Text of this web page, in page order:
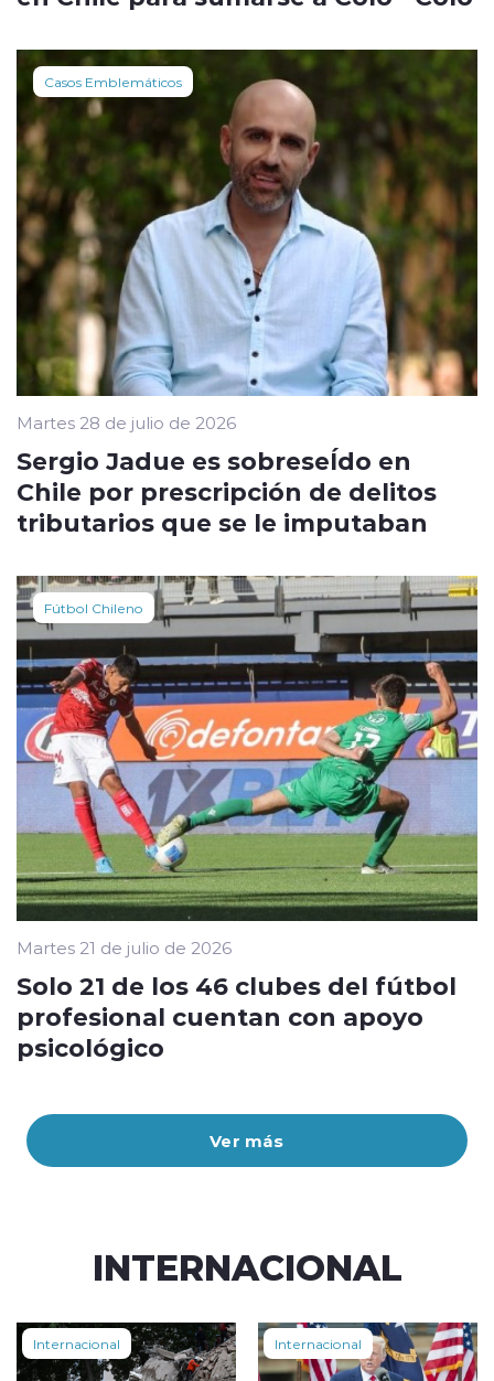
Ver más
Casos Emblemáticos
Martes 28 de julio de 2026
Sergio Jadue es sobreseÍdo en
Chile por prescripción de delitos
tributarios que se le imputaban
Fútbol Chileno
Martes 21 de julio de 2026
Solo 21 de los 46 clubes del fútbol
profesional cuentan con apoyo
psicológico
INTERNACIONAL
Internacional Internacional